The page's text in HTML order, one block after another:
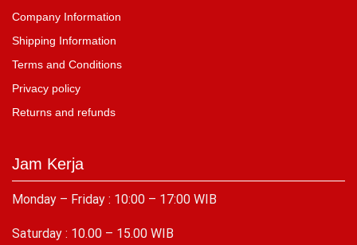
Company Information
Shipping Information
Terms and Conditions
Privacy policy
Returns and refunds
Jam Kerja
Monday – Friday : 10:00 – 17:00 WIB
Saturday : 10.00 – 15.00 WIB